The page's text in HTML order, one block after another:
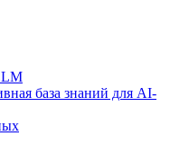
база знаний для AI-